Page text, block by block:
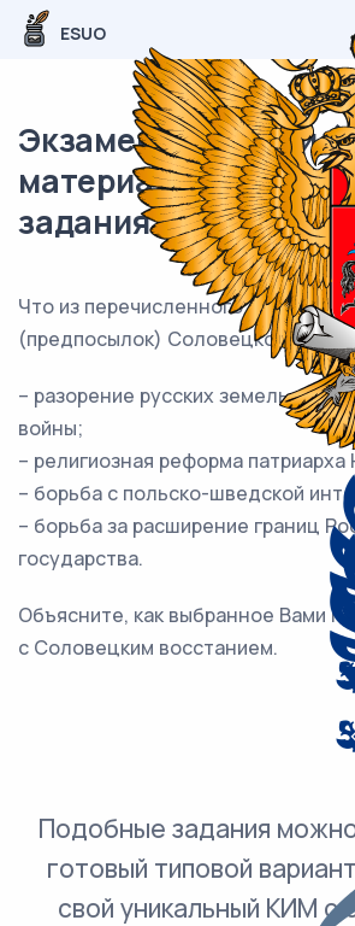
ESUO
Экзаменационный
материал ОГЭ /
задания (24) / 35
Что из перечисленного стало
(предпосылок) Соловецкого
– разорение русских земель в
войны;
– религиозная реформа патриарха
– борьба с польско-шведской
– борьба за расширение границ
государства.
Объясните, как выбранное Вами
с Соловецким восстанием.
Подобные задания
готовый типовой
свой уникальный КИМ с